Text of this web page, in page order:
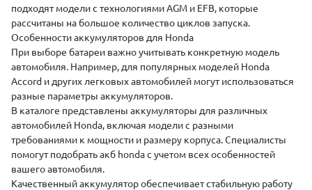
подходят модели с технологиями AGM и EFB, которые
рассчитаны на большое количество циклов запуска.
Особенности аккумуляторов для Honda
При выборе батареи важно учитывать конкретную модель
автомобиля. Например, для популярных моделей Honda
Accord и других легковых автомобилей могут использоваться
разные параметры аккумуляторов.
В каталоге представлены аккумуляторы для различных
автомобилей Honda, включая модели с разными
требованиями к мощности и размеру корпуса. Специалисты
помогут подобрать акб honda с учетом всех особенностей
вашего автомобиля.
Качественный аккумулятор обеспечивает стабильную работу